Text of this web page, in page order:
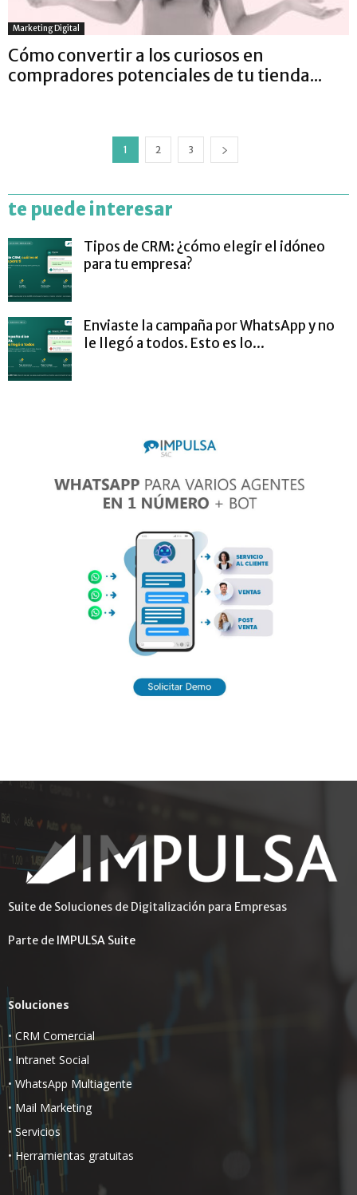
Marketing Digital
Cómo convertir a los curiosos en
compradores potenciales de tu tienda...
1 2 3
te puede interesar
Tipos de CRM: ¿cómo elegir el idóneo
para tu empresa?
Enviaste la campaña por WhatsApp y no
le llegó a todos. Esto es lo...
Suite de Soluciones de Digitalización para Empresas
Parte de IMPULSA Suite
Soluciones
•CRM Comercial
• Intranet Social
• WhatsApp Multiagente
• Mail Marketing
• Servicios
• Herramientas gratuitas